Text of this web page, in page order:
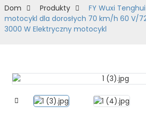
Dom Produkty
FY Wuxi
motocykl dla dorosłych 70 km/h 60 V/
3000 W Elektryczny motocykl